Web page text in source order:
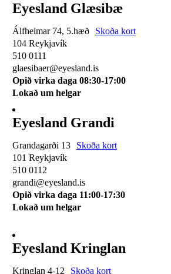
Eyesland Glæsibæ
Álfheimar 74, 5.hæð
Skoða kort
104 Reykjavík
510 0111
glaesibaer@eyesland.is
Opið virka daga 08:30-17:00
Lokað um helgar
Eyesland Grandi
Grandagarði 13
Skoða kort
101 Reykjavík
510 0112
grandi@eyesland.is
Opið virka daga 11:00-17:30
Lokað um helgar
Eyesland Kringlan
Kringlan 4-12
Skoða kort